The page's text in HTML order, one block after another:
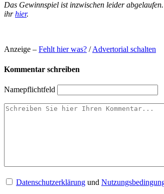
Das Gewinnspiel ist inzwischen leider
ihrhier.
Anzeige – Fehlt hier was? /Advertorial schalten
Kommentar schreiben
Namepflichtfeld
Datenschutzerklärung und